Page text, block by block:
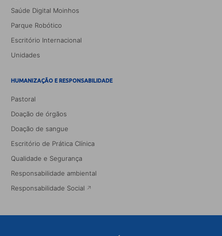
Saúde Digital Moinhos
Parque Robótico
Escritório Internacional
Unidades
HUMANIZAÇÃO E RESPONSABILIDADE
Pastoral
Doação de órgãos
Doação de sangue
Escritório de Prática Clínica
Qualidade e Segurança
Responsabilidade ambiental
Responsabilidade Social